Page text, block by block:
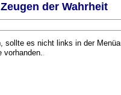
Zeugen der Wahrheit
sollte es nicht links in der